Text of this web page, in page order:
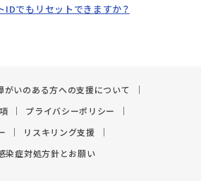
IDでもリセットできますか？
がいのある方への支援について
プライバシーポリシー
リスキリング支援
染症対処方針とお願い